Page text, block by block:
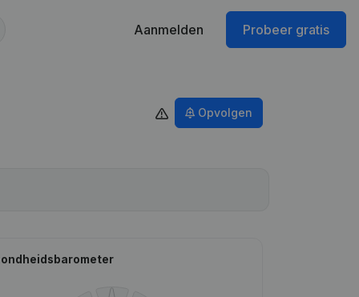
Aanmelden Probeer gratis
Opvolgen